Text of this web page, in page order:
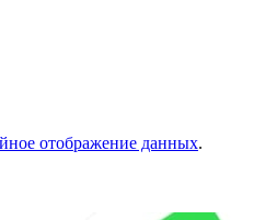
отображение данных.